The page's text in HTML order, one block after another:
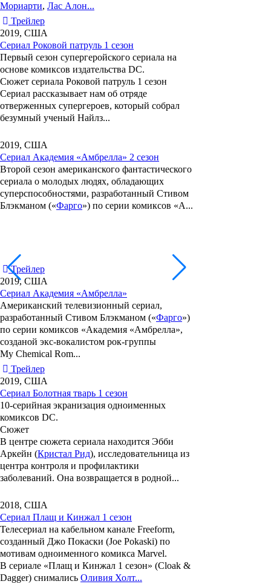
Мориарти, Лас Алон...
Трейлер
2019, США
Сериал Роковой патруль 1 сезон
Первый сезон супергеройского сериала на
основе комиксов издательства DC.
Сюжет сериала Роковой патруль 1 сезон
Сериал рассказывает нам об отряде
отверженных супергероев, который собрал
безумный ученый Найлз...
2019, США
Сериал Академия «Амбрелла» 2 сезон
Второй сезон американского фантастического
сериала о молодых людях, обладающих
суперспособностями, разработанный Стивом
Блэкманом («Фарго») по серии комиксов «А...
Трейлер
2019, США
Сериал Академия «Амбрелла»
Американский телевизионный сериал,
разработанный Стивом Блэкманом («Фарго»)
по серии комиксов «Академия «Амбрелла»,
созданой экс-вокалистом рок-группы
My Chemical Rom...
Трейлер
2019, США
Сериал Болотная тварь 1 сезон
10-серийная экранизация одноименных
комиксов DC.
Сюжет
В центре сюжета сериала находится Эбби
Аркейн (Кристал Рид), исследовательница из
центра контроля и профилактики
заболеваний. Она возвращается в родной...
2018, США
Сериал Плащ и Кинжал 1 сезон
Телесериал на кабельном канале Freeform,
созданный Джо Покаски (Joe Pokaski) по
мотивам одноименного комикса Marvel.
В сериале «Плащ и Кинжал 1 сезон» (Cloak &
Dagger) снимались Оливия Холт...